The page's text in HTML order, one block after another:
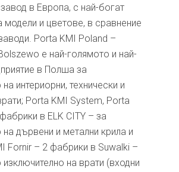
в Европа, с най-богат
модели и цветове, в сравнение
Porta KMI Poland –
е най-голямото и най-
в Полша за
интериорни, технически и
Porta KMI System, Porta
в ELK CITY – за
дървени и метални крила и
Fornir – 2 фабрики в Suwalki –
на врати (входни